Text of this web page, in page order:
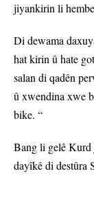
jiyankirin li
Di dewama
hat kirin û hate
salan di qadên
û xwendina xwe
bike. “
Bang li gelê
dayîkê di destûra